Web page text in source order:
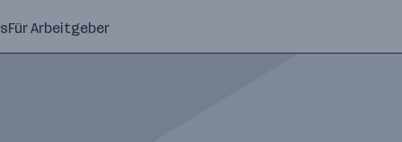
Für Arbeitgeber